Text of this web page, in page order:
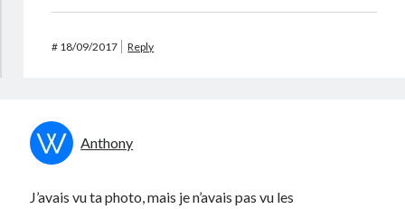
# 18/09/2017 Reply
Anthony
J’avais vu ta photo, mais je n’avais pas vu les